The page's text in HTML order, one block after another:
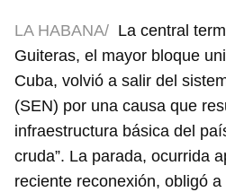
LA HABANA/ La central
Guiteras, el mayor bloque
Cuba, volvió a salir del
(SEN) por una causa que
infraestructura básica del
cruda”. La parada, ocurrida
reciente reconexión, obligó